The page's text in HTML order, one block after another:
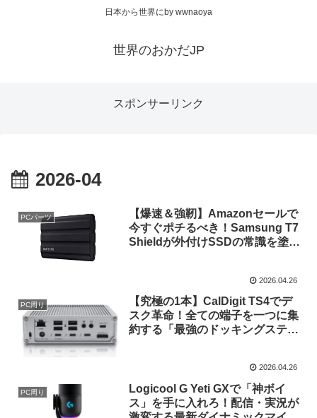
日本から世界にby wwnaoya
世界のおかだJP
スポンサーリンク
2026-04
PCパーツ
【爆速＆強靭】Amazonセールで
今すぐポチるべき！Samsung T7
Shieldが外付けSSDの常識を塗り
2026.04.26
PC周り
【究極の1本】CalDigit TS4でデ
スク革命！全ての端子を一つに集
約する「最強のドッキングステー
2026.04.26
PC周り
Logicool G Yeti GXで「神ボイ
ス」を手に入れろ！配信・実況が